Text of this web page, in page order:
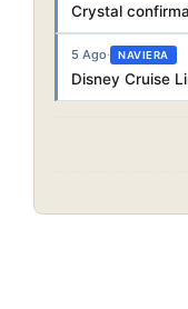
Crystal
5 Ago· NAVIERA
Disney Cruise